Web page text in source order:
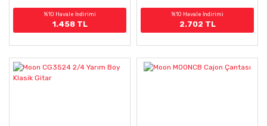
%10 Havale İndirimi
1.458 TL
%10 Havale İndirimi
2.702 TL